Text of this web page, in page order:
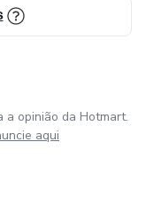
opinião da Hotmart.
aqui